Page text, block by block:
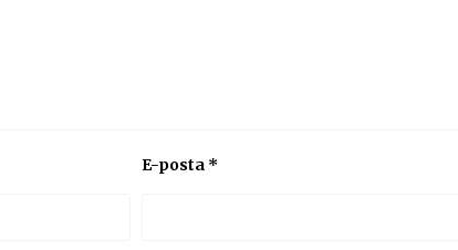
E-posta *